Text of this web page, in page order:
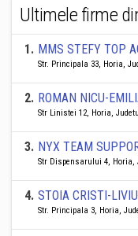
Ultimele firme
1. MMS STEFY TOP
Str. Principala 33, Horia,
2. ROMAN NICU-
Str Linistei 12, Horia,
3. NYX TEAM
Str Dispensarului 4, Horia,
4. STOIA CRISTI-
Str. Principala 3, Horia,